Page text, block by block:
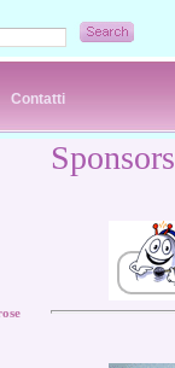
Contatti
Sponsors